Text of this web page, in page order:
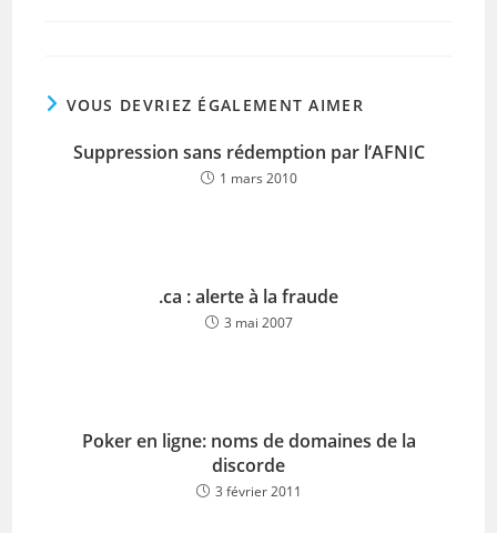
VOUS DEVRIEZ ÉGALEMENT AIMER
Suppression sans rédemption par l’AFNIC
1 mars 2010
.ca : alerte à la fraude
3 mai 2007
Poker en ligne: noms de domaines de la
discorde
3 février 2011